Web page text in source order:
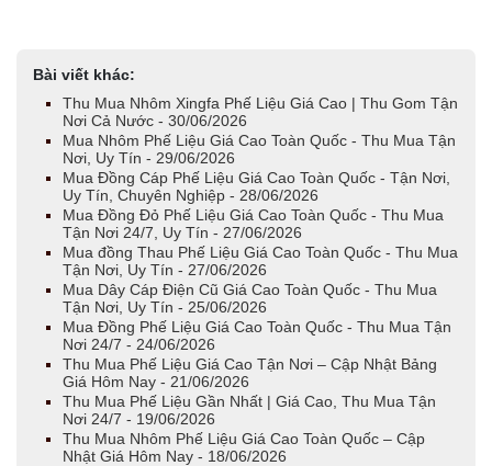
Bài viết khác:
Thu Mua Nhôm Xingfa Phế Liệu Giá Cao | Thu Gom Tận
Nơi Cả Nước - 30/06/2026
Mua Nhôm Phế Liệu Giá Cao Toàn Quốc - Thu Mua Tận
Nơi, Uy Tín - 29/06/2026
Mua Đồng Cáp Phế Liệu Giá Cao Toàn Quốc - Tận Nơi,
Uy Tín, Chuyên Nghiệp - 28/06/2026
Mua Đồng Đỏ Phế Liệu Giá Cao Toàn Quốc - Thu Mua
Tận Nơi 24/7, Uy Tín - 27/06/2026
Mua đồng Thau Phế Liệu Giá Cao Toàn Quốc - Thu Mua
Tận Nơi, Uy Tín - 27/06/2026
Mua Dây Cáp Điện Cũ Giá Cao Toàn Quốc - Thu Mua
Tận Nơi, Uy Tín - 25/06/2026
Mua Đồng Phế Liệu Giá Cao Toàn Quốc - Thu Mua Tận
Nơi 24/7 - 24/06/2026
Thu Mua Phế Liệu Giá Cao Tận Nơi – Cập Nhật Bảng
Giá Hôm Nay - 21/06/2026
Thu Mua Phế Liệu Gần Nhất | Giá Cao, Thu Mua Tận
Nơi 24/7 - 19/06/2026
Thu Mua Nhôm Phế Liệu Giá Cao Toàn Quốc – Cập
Nhật Giá Hôm Nay - 18/06/2026